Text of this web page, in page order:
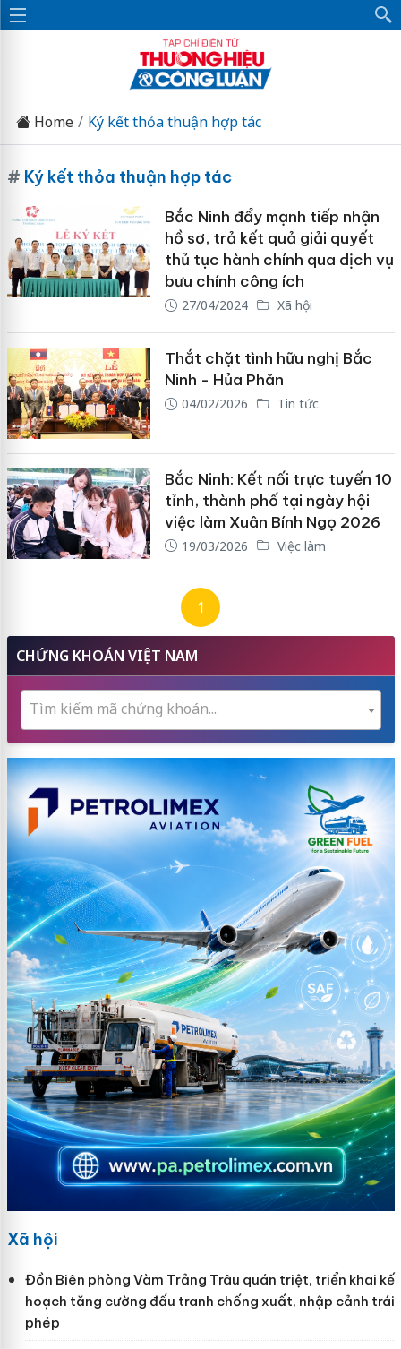
Home Ký kết thỏa thuận hợp tác
# Ký kết thỏa thuận hợp tác
Bắc Ninh đẩy mạnh tiếp nhận
hồ sơ, trả kết quả giải quyết
thủ tục hành chính qua dịch vụ
bưu chính công ích
27/04/2024 Xã hội
Thắt chặt tình hữu nghị Bắc
Ninh - Hủa Phăn
04/02/2026 Tin tức
Bắc Ninh: Kết nối trực tuyến 10
tỉnh, thành phố tại ngày hội
việc làm Xuân Bính Ngọ 2026
19/03/2026 Việc làm
1
CHỨNG KHOÁN VIỆT NAM
Tìm kiếm mã chứng khoán...
Xã hội
Đồn Biên phòng Vàm Trảng Trâu quán triệt, triển khai kế
hoạch tăng cường đấu tranh chống xuất, nhập cảnh trái
phép